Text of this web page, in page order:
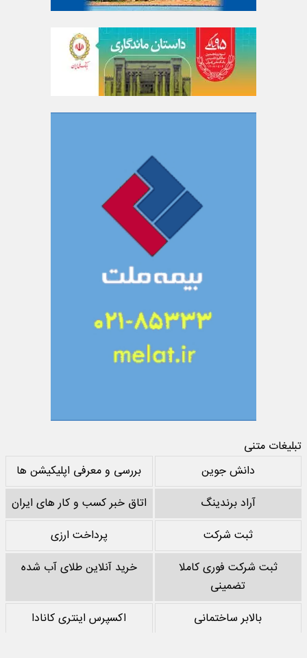
تبلیغات متنی
دانش جوین
بررسی و معرفی اپلیکیشن ها
آراد برندینگ
اتاق خبر کسب و کار های ایران
ثبت شرکت
پرداخت ارزی
ثبت شرکت فوری کاملا
تضمینی
خرید آنلاین طلای آب شده
بالابر ساختمانی
اکسپرس اینتری کانادا